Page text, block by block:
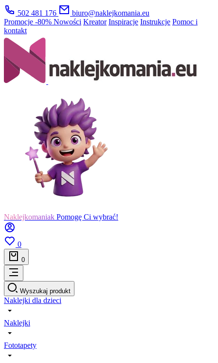
502 481 176
biuro@naklejkomania.eu
Promocje -80% Nowości Kreator Inspiracje Instrukcje Pomoc i
kontakt
Naklejkomaniak Pomogę Ci wybrać!
0
0
Wyszukaj produkt
Naklejki dla dzieci
Naklejki
Fototapety